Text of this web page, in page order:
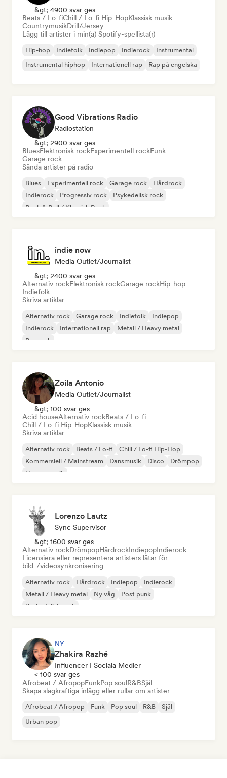
&gt; 4900 svar ges
Beats / Lo-fiChill / Lo-fi Hip-HopKlassisk musik
CountrymusikDrill/Jersey
Lägg till artister i min(a) Spotify-spellista(r)
Hip-hop Indiefolk Indiepop Indierock
Instrumental
Instrumental hiphop
Internationell rap Rap på engelska
Good Vibrations Radio
Radiostation
&gt; 2900 svar ges
BluesElektronisk rockExperimentell rockFunk
Garage rock
Sända artister på radio
Blues Experimentell rock Garage rock
Hårdrock
Indierock
Progressiv rock
Psykedelisk rock
Rock & Roll / Klassisk Rock
indie now
Media Outlet/Journalist
&gt; 2400 svar ges
Alternativ rockElektronisk rockGarage rockHip-hop
Indiefolk
Skriva artiklar
Alternativ rock Garage rock Indiefolk
Indiepop
Indierock
Internationell rap
Metall / Heavy metal
Poprock
Zoila Antonio
Media Outlet/Journalist
&gt; 100 svar ges
Acid houseAlternativ rockBeats / Lo-fi
Chill / Lo-fi Hip-HopKlassisk musik
Skriva artiklar
Alternativ rock Beats / Lo-fi
Chill / Lo-fi Hip-Hop
Kommersiell / Mainstream
Dansmusik Disco
Drömpop
House-musik
Lorenzo Lautz
Sync Supervisor
&gt; 1600 svar ges
Alternativ rockDrömpopHårdrockIndiepopIndierock
Licensiera eller representera artisters låtar för
bild-/videosynkronisering
Alternativ rock Hårdrock Indiepop
Indierock
Metall / Heavy metal
Ny våg
Post punk
Psykedelisk rock
NY
Zhakira Razhé
Influencer I Sociala Medier
< 100 svar ges
Afrobeat / AfropopFunkPop soulR&BSjäl
Skapa slagkraftiga inlägg eller rullar om artister
Afrobeat / Afropop Funk Pop soul R&B
Själ
Urban pop